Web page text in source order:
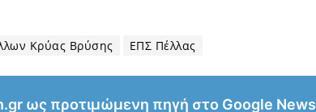
Κρύας Βρύσης ΕΠΣ Πέλλας
ως προτιμώμενη πηγή στο Google News